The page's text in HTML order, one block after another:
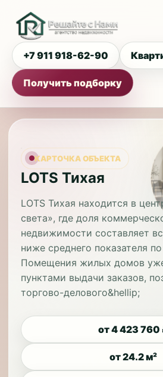
+7 911 918-62-90
Получить подборку
КАРТОЧКА ОБЪЕКТА
LOTS Тихая
LOTS Тихая находится в
света», где доля
недвижимости составляет
ниже среднего показателя
Помещения жилых домов
пунктами выдачи заказов,
торгово-делового&hellip;
от 4 423 760
от 24.2 м²